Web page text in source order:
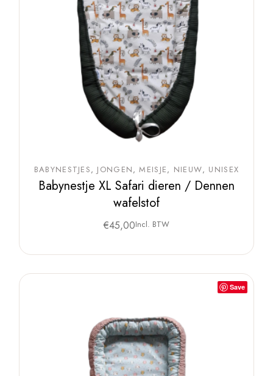
BABYNESTJES JONGEN MEISJE NIEUW UNISEX
Babynestje XL Safari dieren / Dennen
wafelstof
€45,00Incl. BTW
Save